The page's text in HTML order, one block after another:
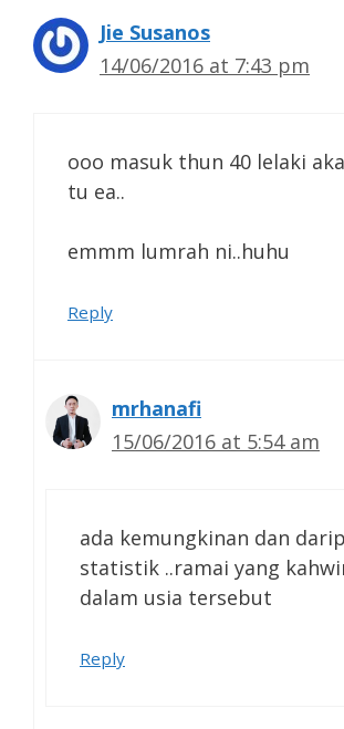
Jie Susanos
14/06/2016 at 7:43 pm
ooo masuk thun 40 lelaki
tu ea..
emmm lumrah ni..huhu
Reply
mrhanafi
15/06/2016 at 5:54 am
ada kemungkinan dan
statistik ..ramai yang
dalam usia tersebut
Reply